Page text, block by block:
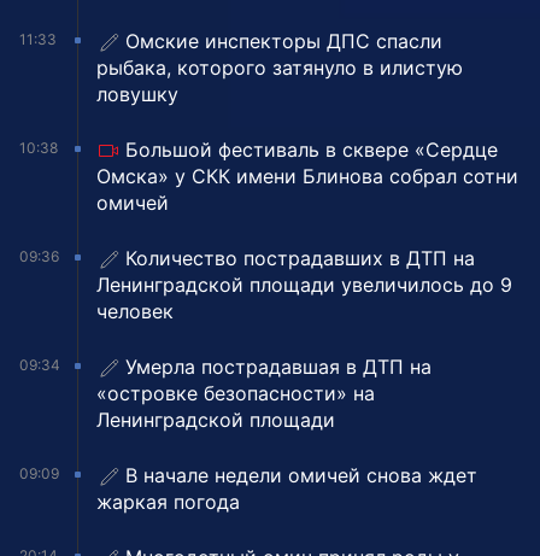
11:33
Омские инспекторы ДПС спасли
рыбака, которого затянуло в илистую
ловушку
10:38
Большой фестиваль в сквере «Сердце
Омска» у СКК имени Блинова собрал сотни
омичей
09:36
Количество пострадавших в ДТП на
Ленинградской площади увеличилось до 9
человек
09:34
Умерла пострадавшая в ДТП на
«островке безопасности» на
Ленинградской площади
09:09
В начале недели омичей снова ждет
жаркая погода